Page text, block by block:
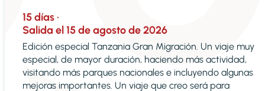
15días ·
Salida el15 de agosto de 2026
Edición especial Tanzania Gran Migración. Un viaje muy
especial, de mayor duración, haciendo más actividad,
visitando más parques nacionales e incluyendo algunas
mejoras importantes. Un viaje que creo será para